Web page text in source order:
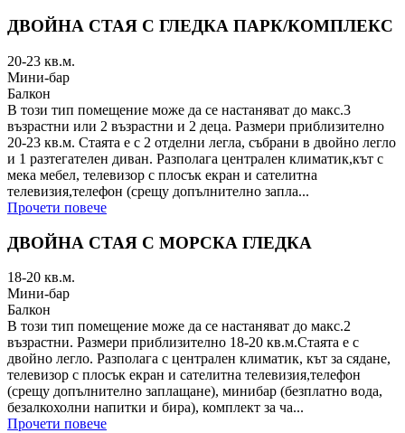
ДВОЙНА СТАЯ С ГЛЕДКА ПАРК/КОМПЛЕКС
20-23 кв.м.
Мини-бар
Балкон
В този тип помещение може да се настаняват до макс.3
възрастни или 2 възрастни и 2 деца. Размери приблизително
20-23 кв.м. Стаята е с 2 отделни легла, събрани в двойно легло
и 1 разтегателен диван. Разполага централен климатик,кът с
мека мебел, телевизор с плосък екран и сателитна
телевизия,телефон (срещу допълнително запла...
Прочети повече
ДВОЙНА СТАЯ С МОРСКА ГЛЕДКА
18-20 кв.м.
Мини-бар
Балкон
В този тип помещение може да се настаняват до макс.2
възрастни. Размери приблизително 18-20 кв.м.Стаята е с
двойно легло. Разполага с централен климатик, кът за сядане,
телевизор с плосък екран и сателитна телевизия,телефон
(срещу допълнително заплащане), минибар (безплатно вода,
безалкохолни напитки и бира), комплект за ча...
Прочети повече